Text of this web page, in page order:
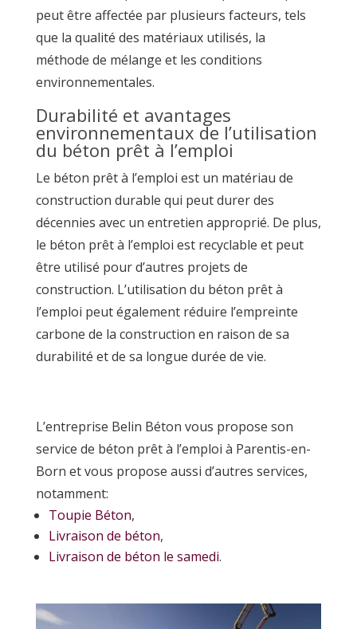
peut être affectée par plusieurs facteurs, tels
que la qualité des matériaux utilisés, la
méthode de mélange et les conditions
environnementales.
Durabilité et avantages
environnementaux de l’utilisation
du béton prêt à l’emploi
Le béton prêt à l’emploi est un matériau de
construction durable qui peut durer des
décennies avec un entretien approprié. De plus,
le béton prêt à l’emploi est recyclable et peut
être utilisé pour d’autres projets de
construction. L’utilisation du béton prêt à
l’emploi peut également réduire l’empreinte
carbone de la construction en raison de sa
durabilité et de sa longue durée de vie.
L’entreprise Belin Béton vous propose son
service de béton prêt à l’emploi à Parentis-en-
Born et vous propose aussi d’autres services,
notamment:
Toupie Béton,
Livraison de béton,
Livraison de béton le samedi.